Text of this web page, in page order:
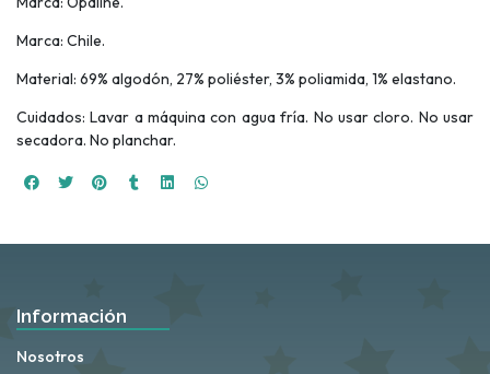
Marca: Chile.
Material: 69% algodón, 27% poliéster, 3% poliamida, 1% elastano.
Cuidados: Lavar a máquina con agua fría. No usar cloro. No usar
secadora. No planchar.
Información
Nosotros